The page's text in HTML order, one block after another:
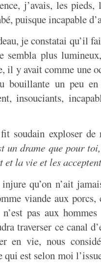
j’avais, les
puisque incapable
je constatai qu’il
plus
il y avait comme une
bouillante un peu
insouciants,
soudain exploser
un drame que pour
la vie et les
qu’on n’ait
viande aux porcs,
pas aux
traverser ce canal
en vie, nous
qui est selon moi